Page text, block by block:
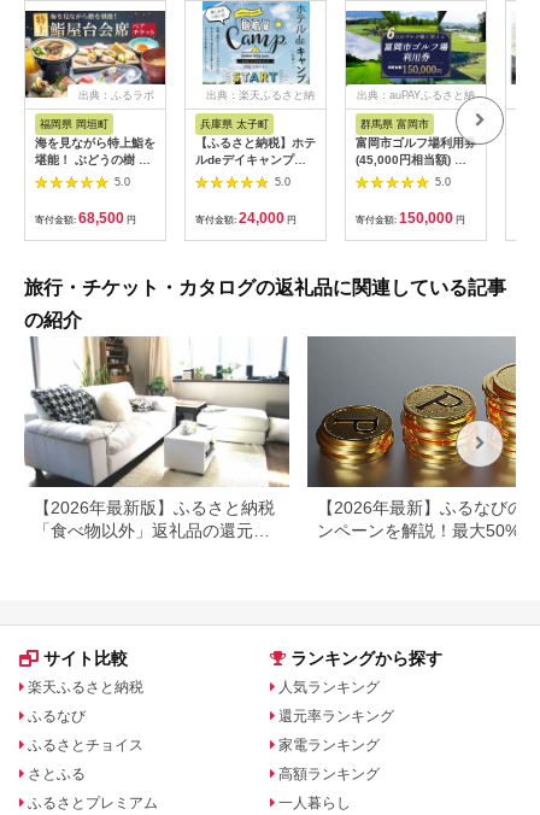
出典：ふるラボ
福岡県 岡垣町
海を見ながら特上鮨を
堪能！ ぶどうの樹 鮨
屋台ペア お食事券 海
鮮 海 屋台 食事 ペア
福岡県 岡垣町
5.0
寄付金額: 68,500 円
出典：楽天ふるさと納
税
兵庫県 太子町
【ふるさと納税】ホテ
ルdeデイキャンプ体
験チケット
【1364991】
5.0
寄付金額: 24,000 円
出典：auPAYふるさと納
群馬県 富岡市
富岡市ゴルフ場利用券
(45,000円相当額) ゴ
ルフ チケット 平日 土
日 祝日 プレー券 関東
群馬県 首都圏 F20E-
382
5.0
寄付金額: 150,000 円
旅行・チケット・カタログの返礼品に関連している記事
の紹介
【2026年最新版】ふるさと納税
「食べ物以外」返礼品の還元率
【2026年最新】ふるなびの
ンペーンを解説！最大50%還
サイト比較
楽天ふるさと納税
ふるなび
ふるさとチョイス
さとふる
ふるさとプレミアム
ランキングから探す
人気ランキング
還元率ランキング
家電ランキング
高額ランキング
一人暮らし